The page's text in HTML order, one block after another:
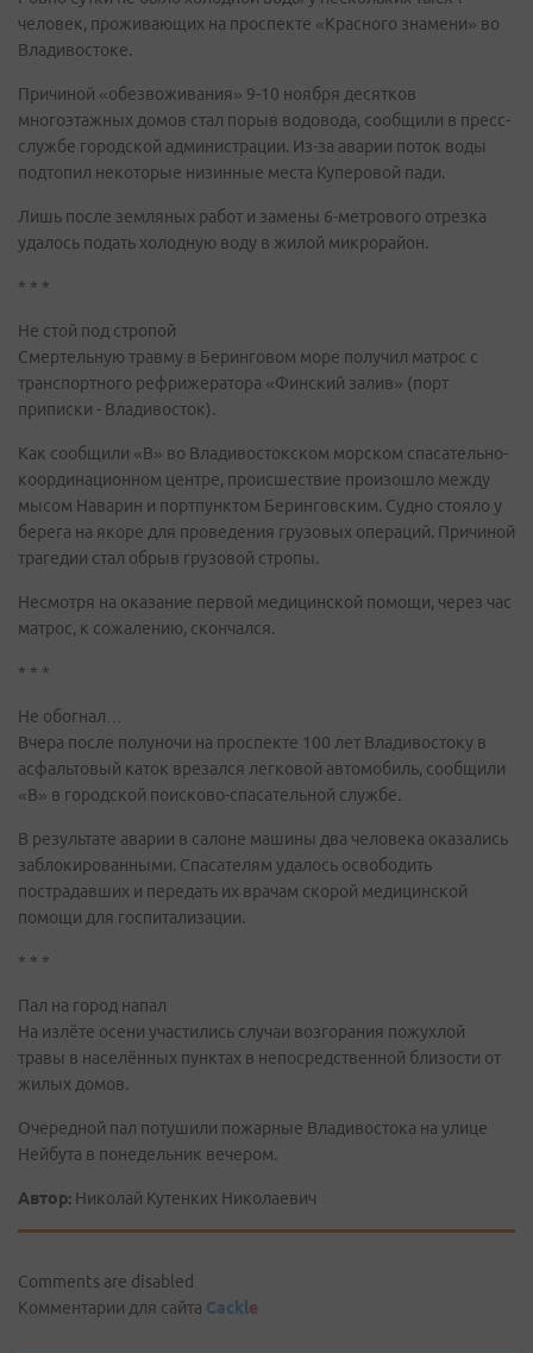
человек, проживающих на проспекте «Красного знамени» во
Владивостоке.
Причиной «обезвоживания» 9-10 ноября десятков
многоэтажных домов стал порыв водовода, сообщили в пресс-
службе городской администрации. Из-за аварии поток воды
подтопил некоторые низинные места Куперовой пади.
Лишь после земляных работ и замены 6-метрового отрезка
удалось подать холодную воду в жилой микрорайон.
* * *
Не стой под стропой
Смертельную травму в Беринговом море получил матрос с
транспортного рефрижератора «Финский залив» (порт
приписки - Владивосток).
Как сообщили «В» во Владивостокском морском спасательно-
координационном центре, происшествие произошло между
мысом Наварин и портпунктом Беринговским. Судно стояло у
берега на якоре для проведения грузовых операций. Причиной
трагедии стал обрыв грузовой стропы.
Несмотря на оказание первой медицинской помощи, через час
матрос, к сожалению, скончался.
* * *
Не обогнал…
Вчера после полуночи на проспекте 100 лет Владивостоку в
асфальтовый каток врезался легковой автомобиль, сообщили
«В» в городской поисково-спасательной службе.
В результате аварии в салоне машины два человека оказались
заблокированными. Спасателям удалось освободить
пострадавших и передать их врачам скорой медицинской
помощи для госпитализации.
* * *
Пал на город напал
На излёте осени участились случаи возгорания пожухлой
травы в населённых пунктах в непосредственной близости от
жилых домов.
Очередной пал потушили пожарные Владивостока на улице
Нейбута в понедельник вечером.
Автор: Николай Кутенких Николаевич
Comments are disabled
Комментарии для сайта Cackle